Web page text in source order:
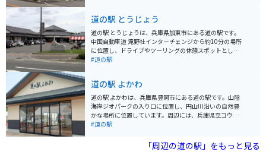
は地元食材をふんだんに使った料理を楽しむことができ
ます。 バイクで訪れる場合、道の駅には広い駐車場が完
備されているので安心です。周辺には、緑豊かな田園風
景が広がり、ツーリングにも最適なエリアです。特に、
秋には黄金色に輝く稲穂が美しい風景を見せてくれま
在しています。道の駅を拠点に、周辺エリアを巡ってみ
るのもおすすめです。
道の駅 とうじょう
道の駅 とうじょうは、兵庫県加東市にある道の駅です。
中国自動車道 滝野社インターチェンジから約10分の場所
に位置し、ドライブやツーリングの休憩スポットとして
人気があります。 地元の新鮮な農産物が購入できる農産
日どり」を使った料理はおすすめです。道の駅 とうじょ
うは、バイクで訪れるのにも適した場所です。駐車場も
広く、休憩スペースも充実しているので、ツーリングの
休憩場所として最適です。 周辺には、播州清水寺や闘竜
灘など、観光スポットも点在しているので、観光の拠点
ックしてみてください。播州織は、兵庫県西脇市周辺で
#道の駅
道の駅 よかわ
道の駅 よかわは、兵庫県豊岡市にある道の駅です。山陰
海岸ジオパークの入り口に位置し、円山川沿いの自然豊
かな場所に位置しています。周辺には、兵庫県立コウノ
トリの郷公園や、城崎温泉などの観光スポットがありま
る直売所や、レストラン、そして情報コーナーがありま
す。レストランでは但馬牛を使った料理や、地元で採れ
#道の駅
「周辺の道の駅」をもっと見る